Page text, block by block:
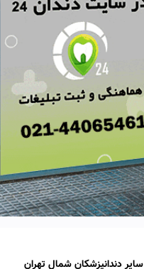
سایر دندانپزشکان شمال تهران